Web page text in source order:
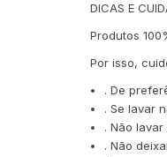
DICAS E
Produtos
Por isso,
. De
. Se lavar
. Não
. Não